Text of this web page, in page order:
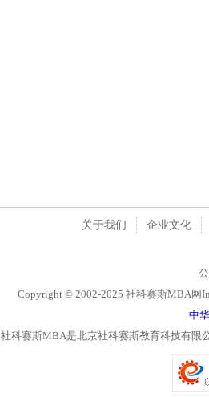
关于我们 企业文化
Copyright © 2002-2025 社科赛斯MBA网
中
社科赛斯MBA是北京社科赛斯教育科技有限